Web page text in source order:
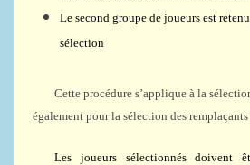
Le second groupe de joueurs est
sélection
Cette procédure s’applique à la
également pour la sélection des remplaçants
Les joueurs sélectionnés doivent